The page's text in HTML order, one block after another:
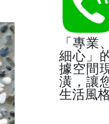
「專業
細心」
據空間
潢，讓
生活風